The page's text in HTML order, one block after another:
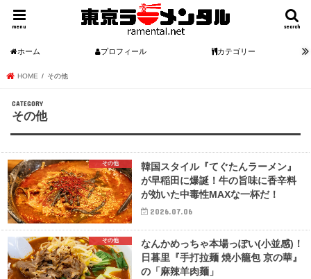
search
menu
ホーム プロフィール カテゴリー
HOME その他
その他
その他
韓国スタイル『てぐたんラーメン』
が早稲田に爆誕！牛の旨味に香辛料
が効いた中毒性MAXな一杯だ！
2026.07.06
その他
なんかめっちゃ本場っぽい(小並感)！
日暮里『手打拉麺 焼小籠包 京の華』
の「麻辣羊肉麺」